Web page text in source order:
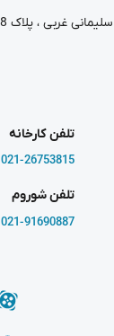
غربی ، پلاک 48
تلفن کارخانه
021-26753815
تلفن شوروم
021-91690887